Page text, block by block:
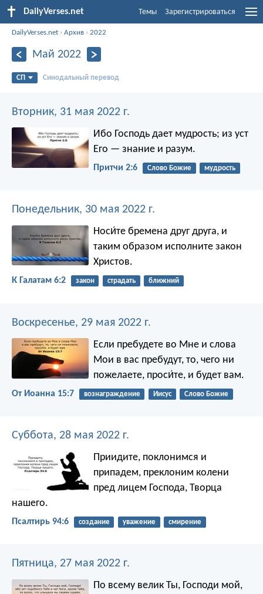
DailyVerses.net Темы Зарегистрироваться
DailyVerses.net ›Архив ›2022
Май 2022
СП Синодальный перевод
Вторник, 31 мая 2022 г.
Ибо Господь дает мудрость; из уст
Его — знание и разум.
Притчи 2:6 Слово Божие мудрость
Понедельник, 30 мая 2022 г.
Носи́те бремена друг друга, и
таким образом исполните закон
Христов.
К Галатам 6:2 закон страдать ближний
Воскресенье, 29 мая 2022 г.
Если пребудете во Мне и слова
Мои в вас пребудут, то, чего ни
пожелаете, проси́те, и будет вам.
От Иоанна 15:7 вознаграждение Иисус Слово Божие
Суббота, 28 мая 2022 г.
Приидите, поклонимся и
припадем, преклоним колени
пред лицем Господа, Творца
нашего.
Псалтирь 94:6 создание уважение смирение
Пятница, 27 мая 2022 г.
По всему велик Ты, Господи мой,